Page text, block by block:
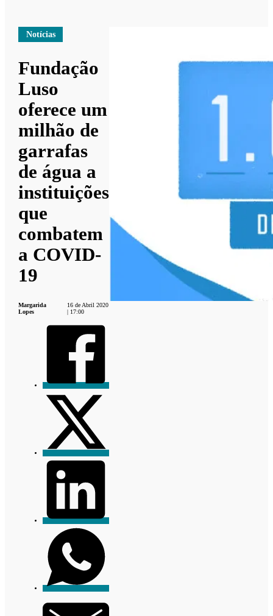
Notícias
Fundação
Luso
oferece um
milhão de
garrafas
de água a
instituições
que
combatem
a COVID-
19
Margarida
Lopes
16 de Abril 2020
| 17:00